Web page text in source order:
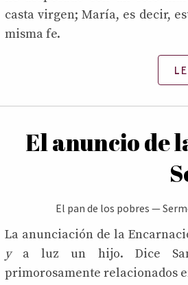
casta virgen; María, es decir,
misma fe.
El anuncio de
El pan de los pobres —
La anunciación de la
y a luz un hijo. Dice
primorosamente relacionados